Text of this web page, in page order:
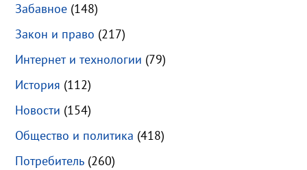
Забавное (148)
Закон и право (217)
Интернет и технологии (79)
История (112)
Новости (154)
Общество и политика (418)
Потребитель (260)